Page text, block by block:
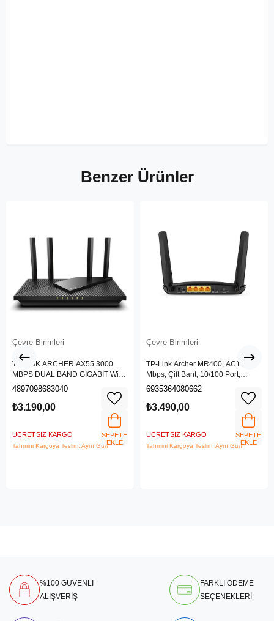
Benzer Ürünler
Çevre Birimleri
TP-LINK ARCHER AX55 3000
MBPS DUAL BAND GIGABIT Wi-Fi
6 ROUTER
4897098683040
₺3.190,00
ÜCRETSIZ KARGO
Tahmini Kargoya Teslim: Aynı Gün
SEPETE
EKLE
Çevre Birimleri
TP-Link Archer MR400, AC1200
Mbps, Çift Bant, 10/100 Port,
4G/3G SIM Yuvası, Kablosuz 4G
6935364080662
₺3.490,00
ÜCRETSIZ KARGO
Tahmini Kargoya Teslim: Aynı Gün
SEPETE
EKLE
%100 GÜVENLİ
ALIŞVERİŞ
FARKLI ÖDEME
SEÇENEKLERİ